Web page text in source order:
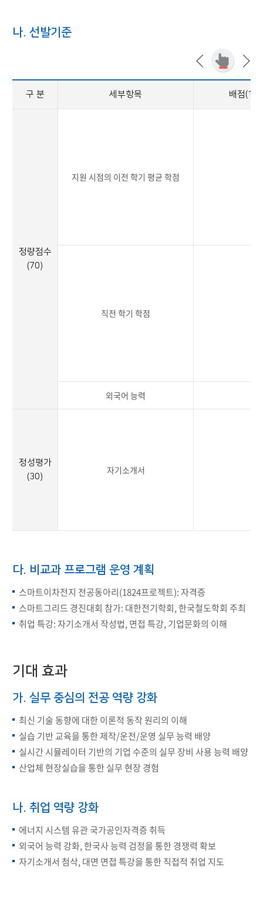
나. 선발기준
구 분 세부항목 배점
정량점수
(70)
지원 시점의 이전 학기 평균 학점
직전 학기 학점
외국어 능력
정성평가
(30)
자기소개서
다. 비교과 프로그램 운영 계획
스마트이차전지 전공동아리(1824프로젝트): 자격증
스마트그리드 경진대회 참가: 대한전기학회, 한국철도학회 주최
취업 특강: 자기소개서 작성법, 면접 특강, 기업문화의 이해
기대 효과
가. 실무 중심의 전공 역량 강화
최신 기술 동향에 대한 이론적 동작 원리의 이해
실습 기반 교육을 통한 제작/운전/운영 실무 능력 배양
실시간 시뮬레이터 기반의 기업 수준의 실무 장비 사용 능력 배양
산업체 현장실습을 통한 실무 현장 경험
나. 취업 역량 강화
에너지 시스템 유관 국가공인자격증 취득
외국어 능력 강화, 한국사 능력 검정을 통한 경쟁력 확보
자기소개서 첨삭, 대면 면접 특강을 통한 직접적 취업 지도